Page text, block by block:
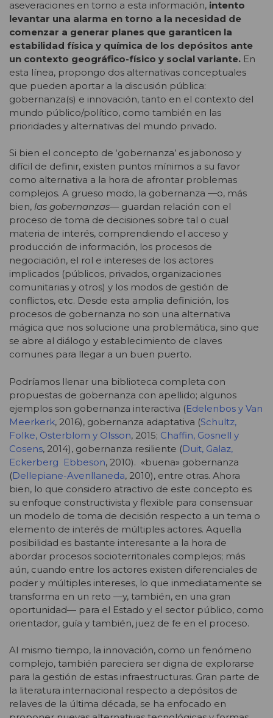
aseveraciones en torno a esta información, intento
levantar una alarma en torno a la necesidad de
comenzar a generar planes que garanticen la
estabilidad física y química de los depósitos ante
un contexto geográfico-físico y social variante. En
esta línea, propongo dos alternativas conceptuales
que pueden aportar a la discusión pública:
gobernanza(s) e innovación, tanto en el contexto del
mundo público/político, como también en las
prioridades y alternativas del mundo privado.
Si bien el concepto de ‘gobernanza’ es jabonoso y
difícil de definir, existen puntos mínimos a su favor
como alternativa a la hora de afrontar problemas
complejos. A grueso modo, la gobernanza ―o, más
bien, las gobernanzas― guardan relación con el
proceso de toma de decisiones sobre tal o cual
materia de interés, comprendiendo el acceso y
producción de información, los procesos de
negociación, el rol e intereses de los actores
implicados (públicos, privados, organizaciones
comunitarias y otros) y los modos de gestión de
conflictos, etc. Desde esta amplia definición, los
procesos de gobernanza no son una alternativa
mágica que nos solucione una problemática, sino que
se abre al diálogo y establecimiento de claves
comunes para llegar a un buen puerto.
Podríamos llenar una biblioteca completa con
propuestas de gobernanza con apellido; algunos
ejemplos son gobernanza interactiva (Edelenbos y Van
Meerkerk, 2016), gobernanza adaptativa (Schultz,
Folke, Osterblom y Olsson, 2015; Chaffin, Gosnell y
Cosens, 2014), gobernanza resiliente (Duit, Galaz,
Eckerberg Ebbeson, 2010). «buena» gobernanza
(Dellepiane-Avenllaneda, 2010), entre otras. Ahora
bien, lo que considero atractivo de este concepto es
su enfoque constructivista y flexible para consensuar
un modelo de toma de decisión respecto a un tema o
elemento de interés de múltiples actores. Aquella
posibilidad es bastante interesante a la hora de
abordar procesos socioterritoriales complejos; más
aún, cuando entre los actores existen diferenciales de
poder y múltiples intereses, lo que inmediatamente se
transforma en un reto ―y, también, en una gran
oportunidad― para el Estado y el sector público, como
orientador, guía y también, juez de fe en el proceso.
Al mismo tiempo, la innovación, como un fenómeno
complejo, también pareciera ser digna de explorarse
para la gestión de estas infraestructuras. Gran parte de
la literatura internacional respecto a depósitos de
relaves de la última década, se ha enfocado en